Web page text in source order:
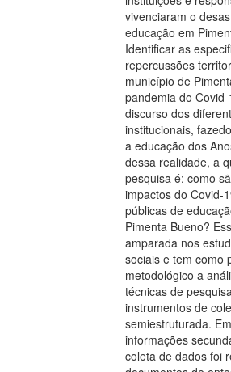
vivenciaram o
educação em
Identificar as
repercussões
município de
pandemia do
discurso dos
institucionais,
a educação dos
dessa realidade, a
pesquisa é: como
impactos do Covid-
públicas de
Pimenta Bueno?
amparada nos
sociais e tem como
metodológico a
técnicas de
instrumentos de
semiestruturada.
informações
coleta de dados foi